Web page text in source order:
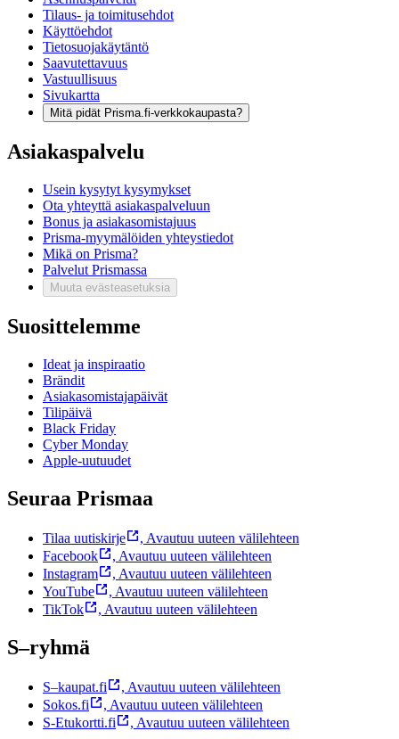
Tilaus- ja toimitusehdot
Käyttöehdot
Tietosuojakäytäntö
Saavutettavuus
Vastuullisuus
Sivukartta
Mitä pidät Prisma.fi-verkkokaupasta?
Asiakaspalvelu
Usein kysytyt kysymykset
Ota yhteyttä asiakaspalveluun
Bonus ja asiakasomistajuus
Prisma-myymälöiden yhteystiedot
Mikä on Prisma?
Palvelut Prismassa
Muuta evästeasetuksia
Suosittelemme
Ideat ja inspiraatio
Brändit
Asiakasomistajapäivät
Tilipäivä
Black Friday
Cyber Monday
Apple-uutuudet
Seuraa Prismaa
Tilaa uutiskirje , Avautuu uuteen välilehteen
Facebook
, Avautuu uuteen välilehteen
Instagram
, Avautuu uuteen välilehteen
YouTube
, Avautuu uuteen välilehteen
TikTok
, Avautuu uuteen välilehteen
S–ryhmä
S–kaupat.fi , Avautuu uuteen välilehteen
Sokos.fi
, Avautuu uuteen välilehteen
S-Etukortti.fi
, Avautuu uuteen välilehteen